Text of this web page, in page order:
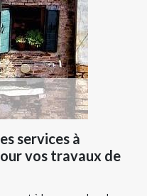
services à
vos travaux de